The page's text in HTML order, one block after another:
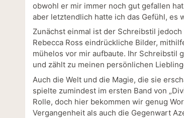
obwohl er mir immer noch gut gefallen
aber letztendlich hatte ich das Gefühl, es
Zunächst einmal ist der Schreibstil
Rebecca Ross eindrückliche Bilder,
mühelos vor mir aufbaute. Ihr Schreibstil
und zählt zu meinen persönlichen
Auch die Welt und die Magie, die sie
spielte zumindest im ersten Band von
Rolle, doch hier bekommen wir genug
Vergangenheit als auch die Gegenwart